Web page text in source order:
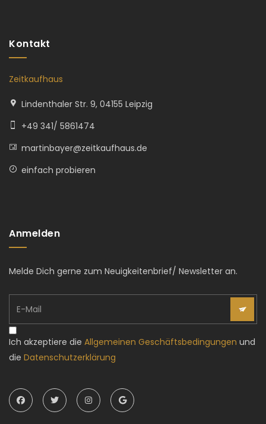
Kontakt
Zeitkaufhaus
Lindenthaler Str. 9, 04155 Leipzig
+49 341/ 5861474
martinbayer@zeitkaufhaus.de
einfach probieren
Anmelden
Melde Dich gerne zum Neuigkeitenbrief/ Newsletter an.
Ich akzeptiere die Allgemeinen Geschäftsbedingungen und
die Datenschutzerklärung